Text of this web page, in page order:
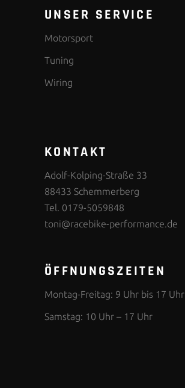
UNSER SERVICE
Motorsport
Tuning
Wiring
KONTAKT
Adolf-Kolping-Straße 33
88433 Schemmerberg
Tel. 0179-5059848
toni@racebike-performance.de
ÖFFNUNGSZEITEN
Montag-Freitag: 9 Uhr bis 17 Uhr
Samstag: 10 Uhr – 17 Uhr